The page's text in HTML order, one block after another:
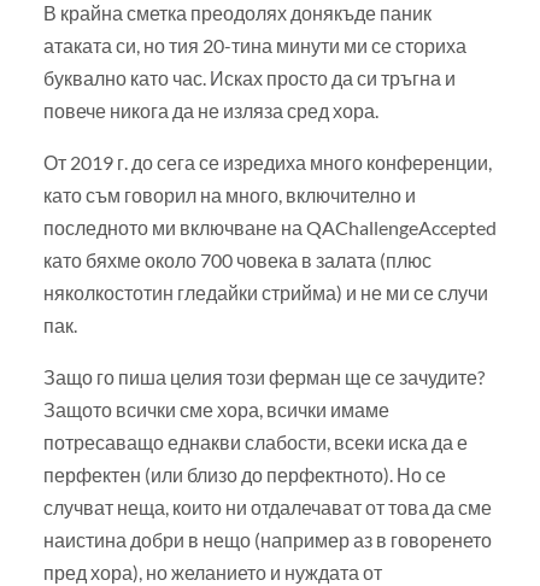
В крайна сметка преодолях донякъде паник
атаката си, но тия 20-тина минути ми се сториха
буквално като час. Исках просто да си тръгна и
повече никога да не изляза сред хора.
От 2019 г. до сега се изредиха много конференции,
като съм говорил на много, включително и
последното ми включване на QAChallengeAccepted
като бяхме около 700 човека в залата (плюс
няколкостотин гледайки стрийма) и не ми се случи
пак.
Защо го пиша целия този ферман ще се зачудите?
Защото всички сме хора, всички имаме
потресаващо еднакви слабости, всеки иска да е
перфектен (или близо до перфектното). Но се
случват неща, които ни отдалечават от това да сме
наистина добри в нещо (например аз в говоренето
пред хора), но желанието и нуждата от